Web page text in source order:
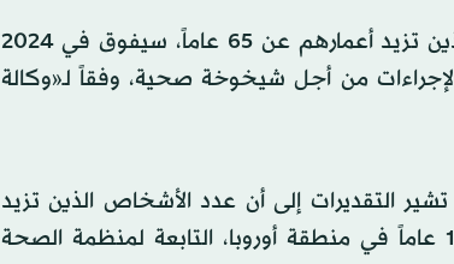
حذّرت «منظمة الصحة العالمية»، اليوم الأربعاء، من أن عدد الأشخاص، الذين تزيد أعمارهم عن 65 عاماً، سيفوق في 2024
داعية إلى تحسين الإجراءات من أجل شيخوخة صحية، وفقاً لـ«وكالة
«منظمة الصحة العالمية»، في بيان، إلى أنه «بحلول عام 2024، تشير التقديرات إلى أن عدد الأشخاص الذين تزيد
أعمارهم عن 65 عاماً، سيفوق عدد الأشخاص الذين تقلّ أعمارهم عن 15 عاماً في منطقة أوروبا، التابعة لمنظمة الصحة